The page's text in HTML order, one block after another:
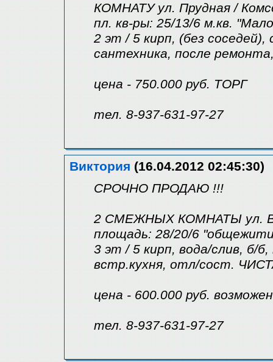
КОМНАТУ ул. Прудная /
пл. кв-ры: 25/13/6 м.кв.
2 эт / 5 кирп, (без соседей),
сантехника, после
цена - 750.000 руб. ТОРГ
тел. 8-937-631-97-27
Виктория (16.04.2012 02:45:30)
СРОЧНО ПРОДАЮ !!!
2 СМЕЖНЫХ КОМНАТЫ ул.
площадь: 28/20/6
3 эт / 5 кирп, вода/слив, б/
встр.кухня, отл/сост.
цена - 600.000 руб.
тел. 8-937-631-97-27